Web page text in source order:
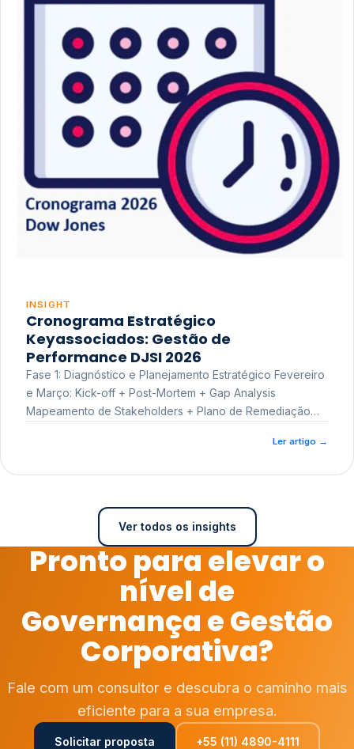
INSIGHT
Cronograma Estratégico
Keyassociados: Gestão de
Performance DJSI 2026
Fase 1: Diagnóstico e Planejamento Estratégico Fevereiro
e Março: Kick-off + Post-Mortem + Gap Analysis
Mapeamento de Stakeholders + Plano de Remediação
Ler artigo →
Ver todos os insights
Pronto para elevar o
nível de
Governança e Gestão
Corporativa?
Fale com um consultor e descubra o caminho mais
eficiente para a sua empresa.
Solicitar proposta +55 (11) 4890-4111